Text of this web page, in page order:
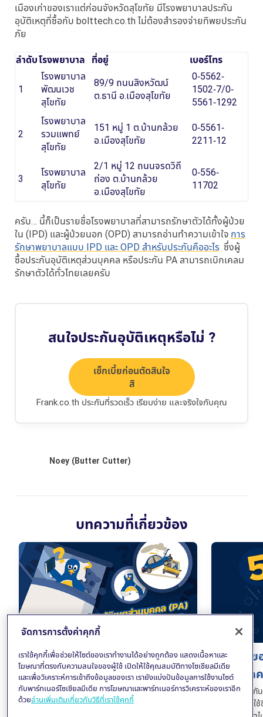
เมืองเก่าของเราแต่ก่อนจังหวัดสุโขทัย มีโรงพยาบาลประกัน
อุบัติเหตุที่ซื้อกับ bolttech.co.th ไม่ต้องสำรองจ่ายทิพยประกัน
ภัย
ลำดับโรงพยาบาล ที่อยู่ เบอร์โทร
1
โรงพยาบาล
พัฒนเวช
สุโขทัย
89/9 ถนนสิงหวัฒน์
ต.ธานี อ.เมืองสุโขทัย
0-5562-
1502-7/0-
5561-1292
2
โรงพยาบาล
รวมแพทย์
สุโขทัย
151 หมู่ 1 ต.บ้านกล้วย
อ.เมืองสุโขทัย
0-5561-
2211-12
3
โรงพยาบาล
สุโขทัย
2/1 หมู่ 12 ถนนจรดวิถี
ถ่อง ต.บ้านกล้วย
อ.เมืองสุโขทัย
0-556-
11702
ครับ… นี้ก็เป็นรายชื่อโรงพยาบาลที่สามารถรักษาตัวได้ทั้งผู้ป่วย
ใน (IPD) และผู้ป่วยนอก (OPD) สามารถอ่านทำความเข้าใจ การ
รักษาพยาบาลแบบ IPD และ OPD สำหรับประกันคืออะไร ซึ่งผู้
ซื้อประกันอุบัติเหตุส่วนบุคคล หรือประกัน PA สามารถเบิกเคลม
รักษาตัวได้ทั่วไทยเลยครับ
สนใจประกันอุบัติเหตุหรือไม่ ?
เช็กเบี้ยก่อนตัดสินใจ
สิ
Frank.co.th ประกันที่รวดเร็ว เรียบง่าย และจริงใจกับคุณ
บทความที่เกี่ยวข้อง
ประกันอุบัติเหตุส่วนบุคคล (PA)
คืออะไร?
ทำความรู้จักประกันอุบัติเหตุส่วนบุคคล
(Personal Accident) หรือที่เรียกย่อๆ ว่า PA
5 ข้อดีข
ส่วนบุค
การทำประกั
ช่วยให้คุณใ
จัดการการตั้งค่าคุกกี้
เราใช้คุกกี้เพื่อช่วยให้ไซต์ของเราทำงานได้อย่างถูกต้อง แสดงเนื้อหาและ
โฆษณาที่ตรงกับความสนใจของผู้ใช้ เปิดให้ใช้คุณสมบัติทางโซเชียลมีเดีย
และเพื่อวิเคราะห์การเข้าถึงข้อมูลของเรา เรายังแบ่งปันข้อมูลการใช้งานไซต์
กับพาร์ทเนอร์โซเชียลมีเดีย การโฆษณาและพาร์ทเนอร์การวิเคราะห์ของเราอีก
ด้วยอ่านเพิ่มเติมเกี่ยวกับวิธีที่เราใช้คุกกี้